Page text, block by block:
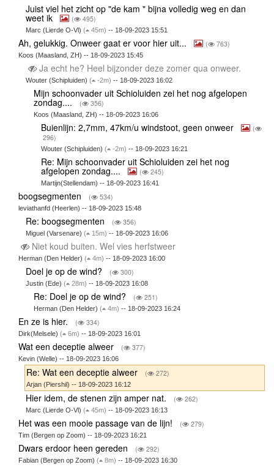
Juist viel het zicht op "de kam " bijna volledig weg en dan
weet ik ( 495)
Marc (Lierde O-Vl)( 45m) -- 18-09-2023 15:51
Ah, gelukkig. Onweer gaat er voor hier uit... ( 763)
Koos (Maasland, ZH) -- 18-09-2023 15:45
Ja echt he? Heel bijzonder deze zomer qua onweer.
Wouter (Schipluiden)( -2m) -- 18-09-2023 16:02
Mijn schoonvader uit Schioluiden zei het nog afgelopen
zondag.... ( 356)
Koos (Maasland, ZH) -- 18-09-2023 16:06
Buienlijn: 2,7mm, 47km/u windstoot, geen onweer
(
296)
Wouter (Schipluiden)( -2m) -- 18-09-2023 16:21
Re: Mijn schoonvader uit Schioluiden zei het nog
afgelopen zondag.... ( 245)
Martijn(Stellendam) -- 18-09-2023 16:41
boogsegmenten ( 534)
leviathanfd (Heerlen) -- 18-09-2023 15:48
Re: boogsegmenten ( 356)
Miguel (Varsenare)( 15m) -- 18-09-2023 16:06
Niet koud buiten. Wel vies herfstweer
Herman (Den Helder) ( 4m) -- 18-09-2023 16:00
Doel je op de wind? ( 300)
Justin (Ede)( 28m) -- 18-09-2023 16:08
Re: Doel je op de wind? ( 251)
Herman (Den Helder) ( 4m) -- 18-09-2023 16:24
En ze is hier. ( 334)
Dirk(Melsele) ( 6m) -- 18-09-2023 16:01
Wat een deceptie alweer ( 377)
Kevin (Welle) -- 18-09-2023 16:06
Re: Wat een deceptie alweer ( 272)
Arjan (Piershil) -- 18-09-2023 16:12
Hier idem, de stenen zijn amper nat. ( 262)
Marc (Lierde O-Vl)( 45m) -- 18-09-2023 16:13
Het was een mooie passage van de lijn! ( 279)
Tim (Bergen op Zoom) -- 18-09-2023 16:21
Dwars erdoor heen gereden ( 292)
Fabian (Bergen op Zoom) ( 8m) -- 18-09-2023 16:30